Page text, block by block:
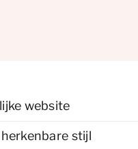
website
stijl